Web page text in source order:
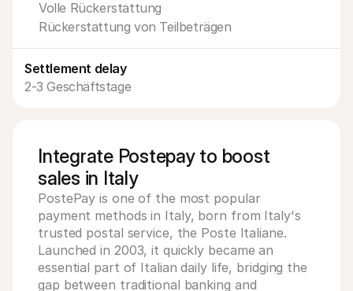
Volle Rückerstattung
Rückerstattung von Teilbeträgen
Settlement delay
2-3 Geschäftstage
Integrate Postepay to boost
sales in Italy
PostePay is one of the most popular
payment methods in Italy, born from Italy's
trusted postal service, the Poste Italiane.
Launched in 2003, it quickly became an
essential part of Italian daily life, bridging the
gap between traditional banking and
Für Endkunden
Warum steht Mollie auf Ihrem Kontoauszug?
Kontaktieren Sie unseren Händler-Support
Sales-Team kontaktieren
Erfahren Sie, wie wir Ihrem Unternehmen helfen können